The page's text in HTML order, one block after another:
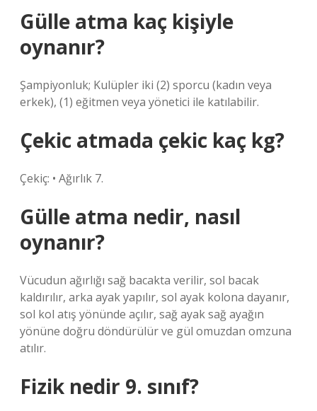
Gülle atma kaç kişiyle
oynanır?
Şampiyonluk; Kulüpler iki (2) sporcu (kadın veya
erkek), (1) eğitmen veya yönetici ile katılabilir.
Çekic atmada çekic kaç kg?
Çekiç: • Ağırlık 7.
Gülle atma nedir, nasıl
oynanır?
Vücudun ağırlığı sağ bacakta verilir, sol bacak
kaldırılır, arka ayak yapılır, sol ayak kolona dayanır,
sol kol atış yönünde açılır, sağ ayak sağ ayağın
yönüne doğru döndürülür ve gül omuzdan omzuna
atılır.
Fizik nedir 9. sınıf?